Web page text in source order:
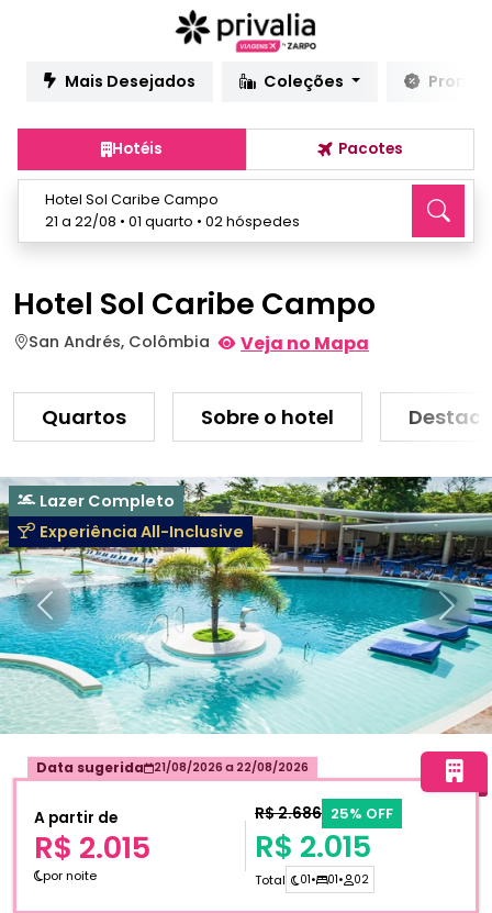
Mais Desejados Coleções
Hotéis Pacotes
Hotel Sol Caribe Campo
21 a 22/08 • 01 quarto • 02 hóspedes
Hotel Sol Caribe Campo
San Andrés, Colômbia Veja no Mapa
Quartos Sobre o hotel
Anterior
Lazer Completo
Experiência All-Inclusive
Data sugerida 21/08/2026 a 22/08/2026
A partir de
R$ 2.015
por noite
R$ 2.686 25% OFF
R$ 2.015
Total 01• 01• 02